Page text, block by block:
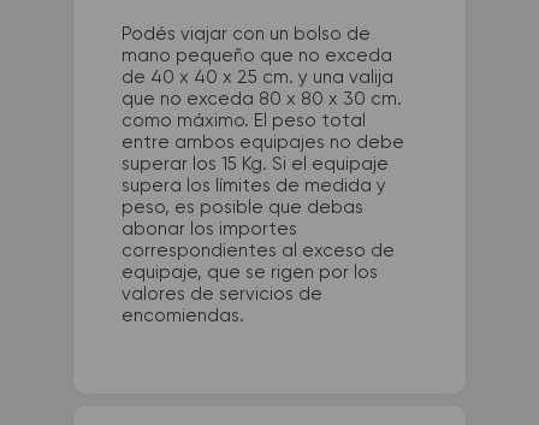
Podés viajar con un bolso de
mano pequeño que no exceda
de 40 x 40 x 25 cm. y una valija
que no exceda 80 x 80 x 30 cm.
como máximo. El peso total
entre ambos equipajes no debe
superar los 15 Kg. Si el equipaje
supera los límites de medida y
peso, es posible que debas
abonar los importes
correspondientes al exceso de
equipaje, que se rigen por los
valores de servicios de
encomiendas.